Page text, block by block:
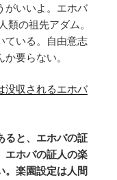
がいいよ。エホバ
類の祖先アダム。
ている。自由意志
要らない。
没収されるエホバ
ると、エホバの証
エホバの証人の楽
。楽園設定は人間